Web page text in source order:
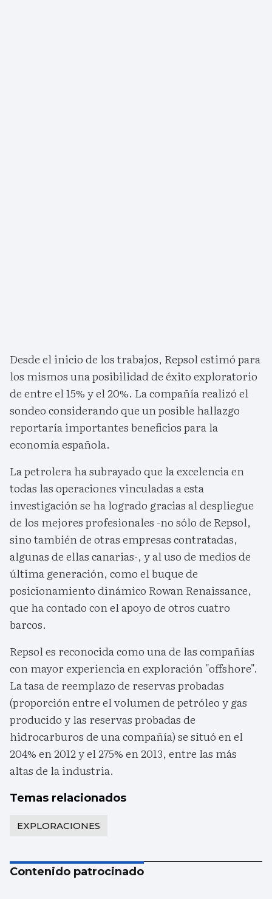
Desde el inicio de los trabajos, Repsol estimó para
los mismos una posibilidad de éxito exploratorio
de entre el 15% y el 20%. La compañía realizó el
sondeo considerando que un posible hallazgo
reportaría importantes beneficios para la
economía española.
La petrolera ha subrayado que la excelencia en
todas las operaciones vinculadas a esta
investigación se ha logrado gracias al despliegue
de los mejores profesionales -no sólo de Repsol,
sino también de otras empresas contratadas,
algunas de ellas canarias-, y al uso de medios de
última generación, como el buque de
posicionamiento dinámico Rowan Renaissance,
que ha contado con el apoyo de otros cuatro
barcos.
Repsol es reconocida como una de las compañías
con mayor experiencia en exploración "offshore".
La tasa de reemplazo de reservas probadas
(proporción entre el volumen de petróleo y gas
producido y las reservas probadas de
hidrocarburos de una compañía) se situó en el
204% en 2012 y el 275% en 2013, entre las más
altas de la industria.
Temas relacionados
EXPLORACIONES
Contenido patrocinado